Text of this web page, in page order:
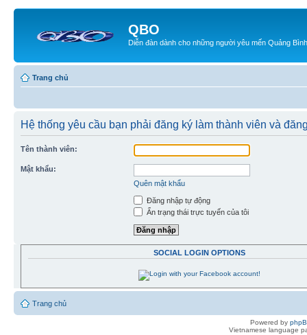
QBO
Diễn đàn dành cho những người yêu mến Quảng Bình
Trang chủ
Hệ thống yêu cầu bạn phải đăng ký làm thành viên và
Tên thành viên:
Mật khẩu:
Quên mật khẩu
Đăng nhập tự động
Ẩn trạng thái trực tuyến của tôi
SOCIAL LOGIN OPTIONS
Trang chủ
Powered by
Vietnamese language